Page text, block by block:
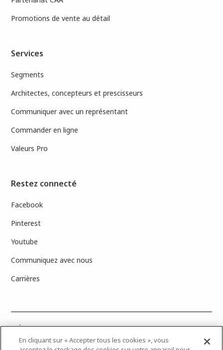
Promotions de vente au détail
Services
Segments
Architectes, concepteurs et prescisseurs
Communiquer avec un représentant
Commander en ligne
Valeurs Pro
Restez connecté
Facebook
Pinterest
Youtube
Communiquez avec nous
Carrières
PRÉCISION DES COULEURS : Veuillez noter que les couleurs affichées à
l’écran peuvent ne pas correspondre exactement aux couleurs de
peinture réelles en raison des variations de calibration des écrans.
En cliquant sur « Accepter tous les cookies », vous